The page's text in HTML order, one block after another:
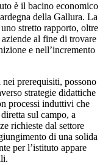
è il bacino economico
della Gallura. La
stretto rapporto, oltre
al fine di trovare
e nell’incremento
prerequisiti, possono
strategie didattiche
processi induttivi che
sul campo, a
richieste dal settore
di una solida
per l’istituto appare